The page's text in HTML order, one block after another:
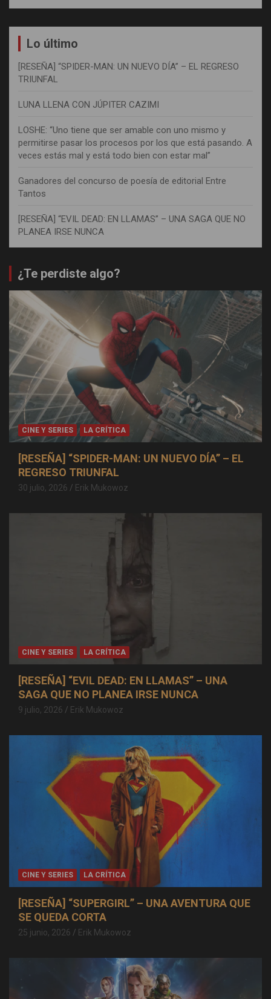
Lo último
[RESEÑA] “SPIDER-MAN: UN NUEVO DÍA” – EL REGRESO
TRIUNFAL
LUNA LLENA CON JÚPITER CAZIMI
LOSHE: “Uno tiene que ser amable con uno mismo y
permitirse pasar los procesos por los que está pasando. A
veces estás mal y está todo bien con estar mal”
Ganadores del concurso de poesía de editorial Entre
Tantos
[RESEÑA] “EVIL DEAD: EN LLAMAS” – UNA SAGA QUE NO
PLANEA IRSE NUNCA
¿Te perdiste algo?
CINE Y SERIES LA CRÍTICA
[RESEÑA] “SPIDER-MAN: UN NUEVO DÍA” – EL
REGRESO TRIUNFAL
30 julio, 2026 Erik Mukowoz
CINE Y SERIES LA CRÍTICA
[RESEÑA] “EVIL DEAD: EN LLAMAS” – UNA
SAGA QUE NO PLANEA IRSE NUNCA
9 julio, 2026 Erik Mukowoz
CINE Y SERIES LA CRÍTICA
[RESEÑA] “SUPERGIRL” – UNA AVENTURA QUE
SE QUEDA CORTA
25 junio, 2026 Erik Mukowoz